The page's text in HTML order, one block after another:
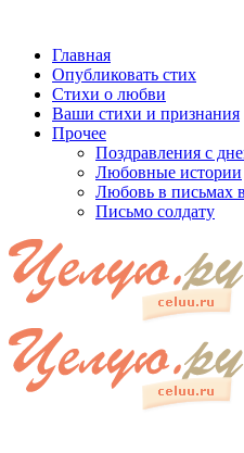
Главная
Опубликовать стих
Стихи о любви
Ваши стихи и признания
Прочее
Поздравления с
Любовные истории
Любовь в письмах
Письмо солдату